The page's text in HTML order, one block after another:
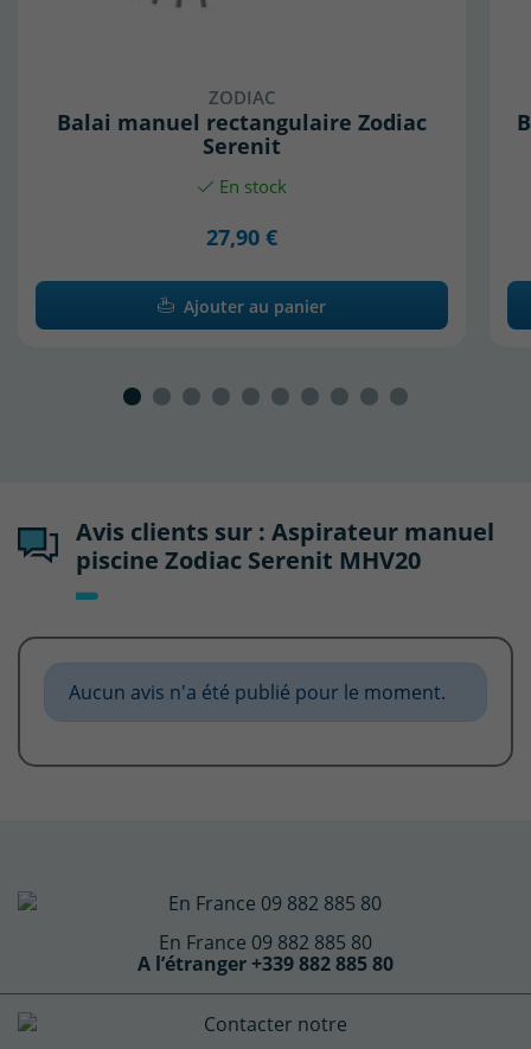
ZODIAC
Balai manuel rectangulaire Zodiac
Serenit
En stock
27,90 €
Ajouter au panier
Avis clients sur : Aspirateur manuel
piscine Zodiac Serenit MHV20
Aucun avis n'a été publié pour le moment.
En France 09 882 885 80
A l’étranger +339 882 885 80